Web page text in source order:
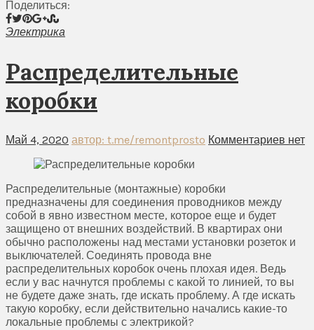
Поделиться:
Электрика
Распределительные
коробки
Май 4, 2020 автор: t.me/remontprosto Комментариев нет
Распределительные (монтажные) коробки
предназначены для соединения проводников между
собой в явно известном месте, которое еще и будет
защищено от внешних воздействий. В квартирах они
обычно расположены над местами установки розеток и
выключателей. Соединять провода вне
распределительных коробок очень плохая идея. Ведь
если у вас начнутся проблемы с какой то линией, то вы
не будете даже знать, где искать проблему. А где искать
такую коробку, если действительно начались какие-то
локальные проблемы с электрикой?